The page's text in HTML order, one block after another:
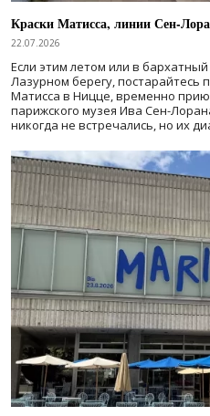
Краски Матисса, линии Сен-
22.07.2026
Если этим летом или в
Лазурном берегу, постарайтесь
Матисса в Ницце, временно
парижского музея Ива Сен-
никогда не встречались, но их